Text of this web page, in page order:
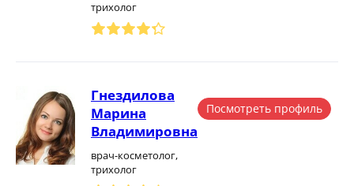
трихолог
Гнездилова
Марина
Владимировна
врач-косметолог,
трихолог
Посмотреть профиль